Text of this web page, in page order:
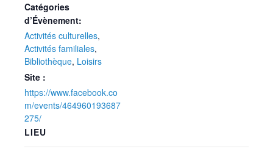
Catégories
d’Évènement:
Activités culturelles,
Activités familiales,
Bibliothèque, Loisirs
Site :
https://www.facebook.co
m/events/464960193687
275/
LIEU